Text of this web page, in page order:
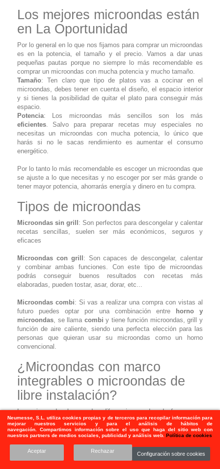
Neumesse, S.L. utiliza cookies propias y de terceros para recopilar información para
mejorar nuestros servicios y para el análisis de hábitos de
navegación. Compartimos información sobre el uso que haga del sitio web con
nuestros partners de medios sociales, publicidad y análisis web. Política de cookies
Aceptar Rechazar Configuración sobre cookies
Los mejores microondas están
en La Oportunidad
Por lo general en lo que nos fijamos para comprar un microondas
es en la potencia, el tamaño y el precio. Vamos a dar unas
pequeñas pautas porque no siempre lo más recomendable es
comprar un microondas con mucha potencia y mucho tamaño.
Tamaño: Ten claro que tipo de platos vas a cocinar en el
microondas, debes tener en cuenta el diseño, el espacio interior
y si tienes la posibilidad de quitar el plato para conseguir más
espacio.
Potencia: Los microondas más sencillos son los más
eficientes. Salvo para preparar recetas muy especiales no
necesitas un microondas con mucha potencia, lo único que
harás si no le sacas rendimiento es aumentar el consumo
energético.
Por lo tanto lo más recomendable es escoger un microondas que
se ajuste a lo que necesitas y no escoger por ser más grande o
tener mayor potencia, ahorrarás energía y dinero en tu compra.
Tipos de microondas
Microondas sin grill : Son perfectos para descongelar y calentar
recetas sencillas, suelen ser más económicos, seguros y
eficaces
Microondas con grill : Son capaces de descongelar, calentar
y combinar ambas funciones. Con este tipo de microondas
podrás conseguir buenos resultados con recetas más
elaboradas, pueden tostar, asar, dorar, etc...
Microondas combi: Si vas a realizar una compra con vistas al
futuro puedes optar por una combinación entre
horno y
microondas, se llama combiy tiene función microondas, grill y
función de aire caliente, siendo una perfecta elección para las
personas que quieran usar su microondas como un horno
convencional.
¿Microondas con marco
integrables o microondas de
libre instalación?
Los microondas los puedes diferenciar en dos de forma muy
clara. Por un lado están los microondas de libre instalación ,
los típicos que se ponen encima de una mesa o encimera, no
necesitan instalación previa y son más económicos.
El otro tipo son losmicroondas encastrablesen un mueble, en
este tipo debes fijarte muy bien en las medidas tanto del hueco